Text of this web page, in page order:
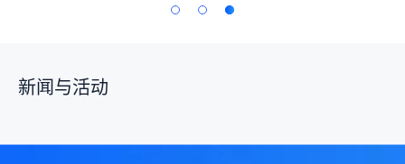
新闻与活动